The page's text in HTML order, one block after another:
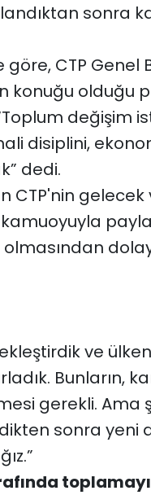
sonra
CTP Genel
konuğu
değişim
disiplini,
dedi.
CTP'nin gelecek
ve
Bunların,
gerekli. Ama
sonra yeni